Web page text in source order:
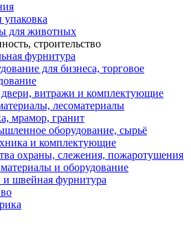
упаковка
для животных
строительство
фурнитура
для бизнеса, торговое
витражи и комплектующие
лесоматериалы
мрамор, гранит
оборудование, сырьё
и комплектующие
охраны, слежения, пожаротушения
и оборудование
и швейная фурнитура